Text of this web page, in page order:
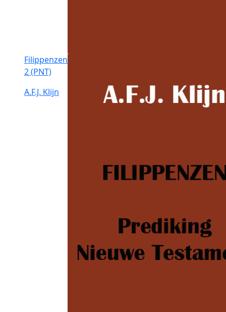
Filippenzen
2 (PNT)
A.F.J. Klijn